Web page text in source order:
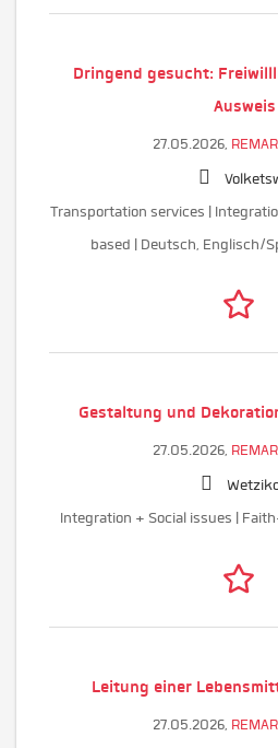
Dringend gesucht:
Ausweis
27.05.2026,
Transportation services |
based | Deutsch, Englisch/
Gestaltung und
27.05.2026,
Integration + Social issues |
Leitung einer
27.05.2026,